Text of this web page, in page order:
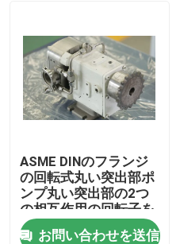
ASME DINのフランジ
の回転式丸い突出部ポ
ンプ丸い突出部の2つ
の相互作用の回転子を
歯車ポンプ
お問い合わせを送信